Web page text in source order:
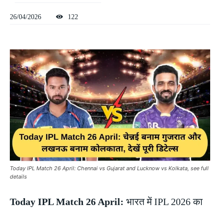
26/04/2026 122
Today IPL Match 26 April: Chennai vs Gujarat and Lucknow vs Kolkata, see full
details
Today IPL Match 26 April: भारत में IPL 2026 का